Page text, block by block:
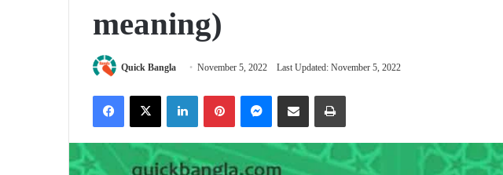
meaning)
Quick Bangla November 5, 2022 Last Updated: November 5, 2022
FacebookX LinkedInPinterestMessengerShare via Email Print